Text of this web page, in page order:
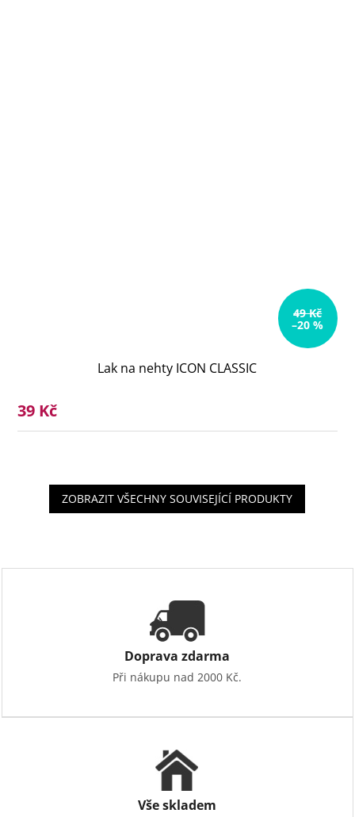
49 Kč
–20 %
Lak na nehty ICON CLASSIC
39 Kč
ZOBRAZIT VŠECHNY SOUVISEJÍCÍ PRODUKTY
Doprava zdarma
Při nákupu nad 2000 Kč.
Vše skladem